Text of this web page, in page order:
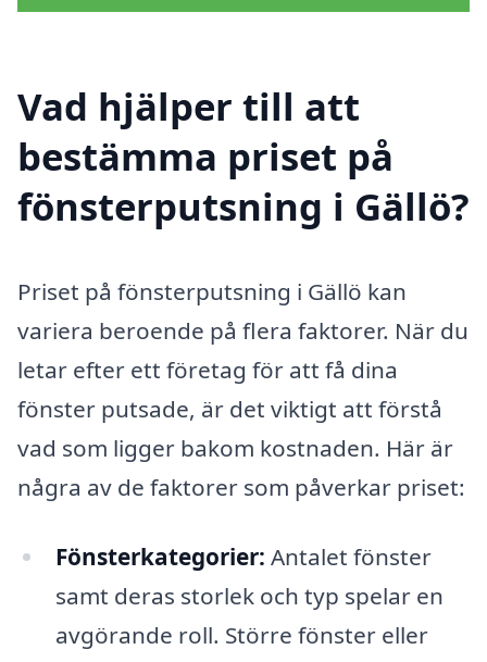
Vad hjälper till att
bestämma priset på
fönsterputsning i Gällö?
Priset på fönsterputsning i Gällö kan
variera beroende på flera faktorer. När du
letar efter ett företag för att få dina
fönster putsade, är det viktigt att förstå
vad som ligger bakom kostnaden. Här är
några av de faktorer som påverkar priset:
Fönsterkategorier: Antalet fönster
samt deras storlek och typ spelar en
avgörande roll. Större fönster eller